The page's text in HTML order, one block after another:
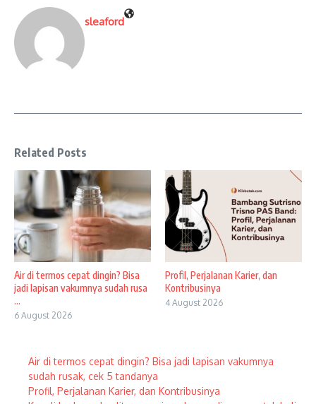
sleaford
Related Posts
Air di termos cepat dingin? Bisa
jadi lapisan vakumnya sudah rusa
...
6 August 2026
Profil, Perjalanan Karier, dan
Kontribusinya
4 August 2026
Air di termos cepat dingin? Bisa jadi lapisan vakumnya
sudah rusak, cek 5 tandanya
Profil, Perjalanan Karier, dan Kontribusinya